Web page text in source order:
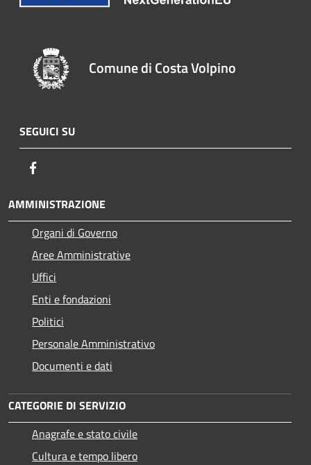
Comune di Costa Volpino
SEGUICI SU
AMMINISTRAZIONE
Organi di Governo
Aree Amministrative
Uffici
Enti e fondazioni
Politici
Personale Amministrativo
Documenti e dati
CATEGORIE DI SERVIZIO
Anagrafe e stato civile
Cultura e tempo libero